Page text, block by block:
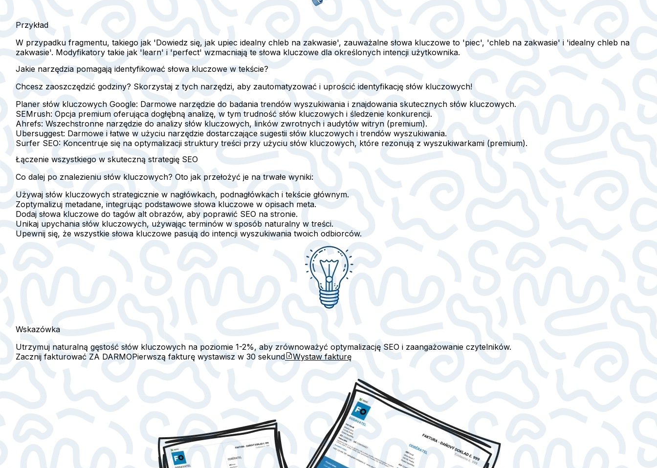
Przykład
W przypadku fragmentu, takiego jak 'Dowiedz się, jak upiec idealny chleb na zakwasie', zauważalne słowa kluczowe to 'piec', 'chleb na zakwasie' i 'idealny chleb na
zakwasie'. Modyfikatory takie jak 'learn' i 'perfect' wzmacniają te słowa kluczowe dla określonych intencji użytkownika.
Jakie narzędzia pomagają identyfikować słowa kluczowe w tekście?
Chcesz zaoszczędzić godziny? Skorzystaj z tych narzędzi, aby zautomatyzować i uprościć identyfikację słów kluczowych!
Planer słów kluczowych Google: Darmowe narzędzie do badania trendów wyszukiwania i znajdowania skutecznych słów kluczowych.
SEMrush: Opcja premium oferująca dogłębną analizę, w tym trudność słów kluczowych i śledzenie konkurencji.
Ahrefs: Wszechstronne narzędzie do analizy słów kluczowych, linków zwrotnych i audytów witryn (premium).
Ubersuggest: Darmowe i łatwe w użyciu narzędzie dostarczające sugestii słów kluczowych i trendów wyszukiwania.
Surfer SEO: Koncentruje się na optymalizacji struktury treści przy użyciu słów kluczowych, które rezonują z wyszukiwarkami (premium).
Łączenie wszystkiego w skuteczną strategię SEO
Co dalej po znalezieniu słów kluczowych? Oto jak przełożyć je na trwałe wyniki:
Używaj słów kluczowych strategicznie w nagłówkach, podnagłówkach i tekście głównym.
Zoptymalizuj metadane, integrując podstawowe słowa kluczowe w opisach meta.
Dodaj słowa kluczowe do tagów alt obrazów, aby poprawić SEO na stronie.
Unikaj upychania słów kluczowych, używając terminów w sposób naturalny w treści.
Upewnij się, że wszystkie słowa kluczowe pasują do intencji wyszukiwania twoich odbiorców.
Wskazówka
Utrzymuj naturalną gęstość słów kluczowych na poziomie 1-2%, aby zrównoważyć optymalizację SEO i zaangażowanie czytelników.
Zacznij fakturować ZA DARMOPierwszą fakturę wystawisz w 30 sekund Wystaw fakturę